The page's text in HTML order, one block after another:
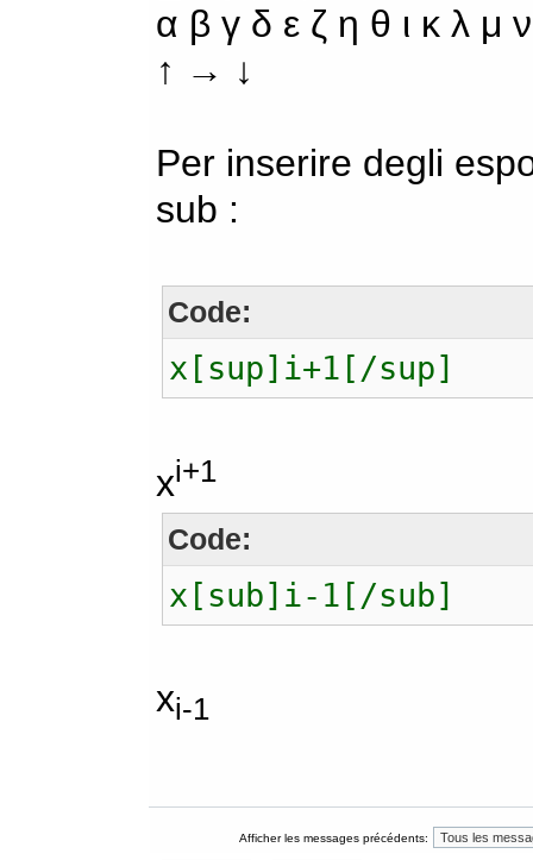
α β γ δ ε ζ η θ ι κ λ
↑ → ↓
Per inserire degli
sub :
Code:
x[sup]i+1[/sup]
xi+1
Code:
x[sub]i-1[/sub]
xi-1
Afficher les messages précédents: